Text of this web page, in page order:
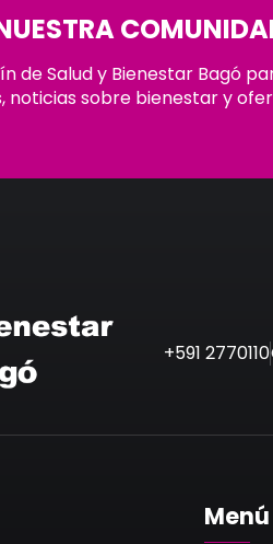
de Salud y Bienestar Bagó
noticias sobre bienestar y
+591 2770110